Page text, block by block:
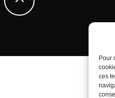
Pour
ces